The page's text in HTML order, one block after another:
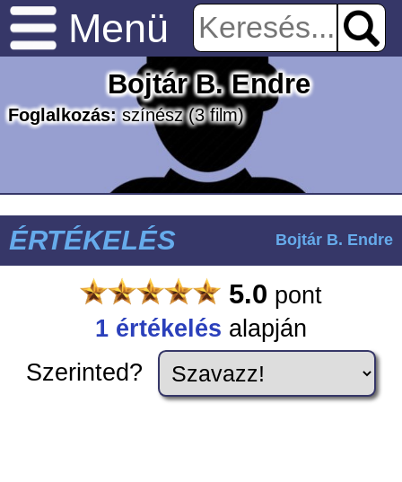
Menü
Bojtár B. Endre
Foglalkozás:színész(3 film)
ÉRTÉKELÉS Bojtár B. Endre
5.0 pont
1 értékelés alapján
Szerinted?